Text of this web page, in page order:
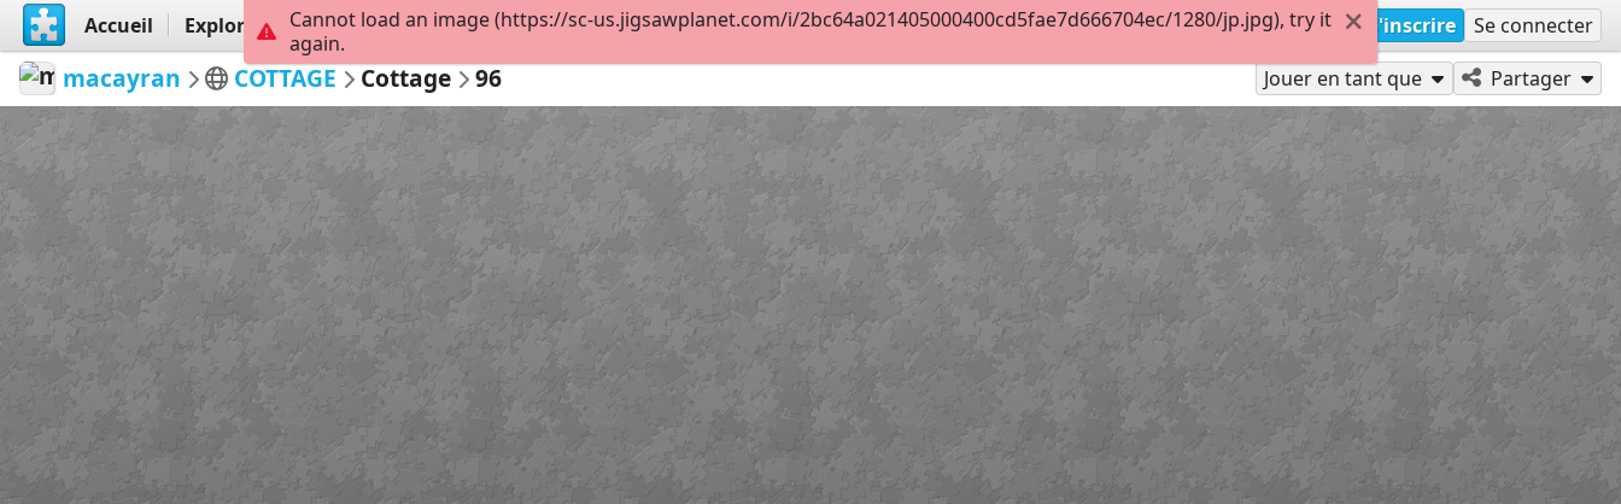
Accueil Explorer Créer S'inscrire Se connecter
macayran COTTAGE Cottage 96 Jouer en tant que Partager
Cannot load an image (https://sc-us.jigsawplanet.com/i/2bc64a021405000400cd5fae7d666704ec/1280/jp.jpg), try it
again.